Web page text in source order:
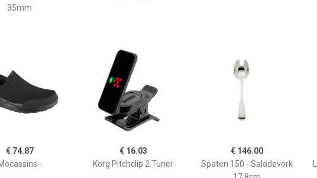
35mm
€ 74.87
-
€ 16.03
Korg Pitchclip 2 Tuner
€ 146.00
Spaten 150 - Saladevork